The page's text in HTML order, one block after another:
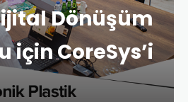
Dönüşüm
için CoreSys’i